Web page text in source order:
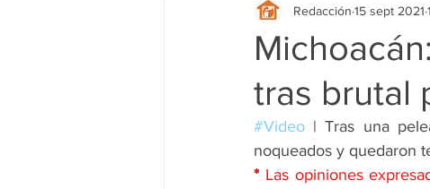
Michoacán Nacionales
Legislativo Seguridad
Ciencia y Tecnología
tras brutal
Redacción 15 sept 2021
#Video | Tras una
noqueados y quedaron
* Las opiniones